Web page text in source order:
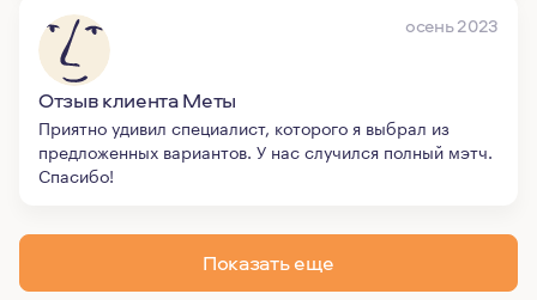
осень 2023
Отзыв клиента Меты
Приятно удивил специалист, которого я выбрал из
предложенных вариантов. У нас случился полный мэтч.
Спасибо!
Показать еще